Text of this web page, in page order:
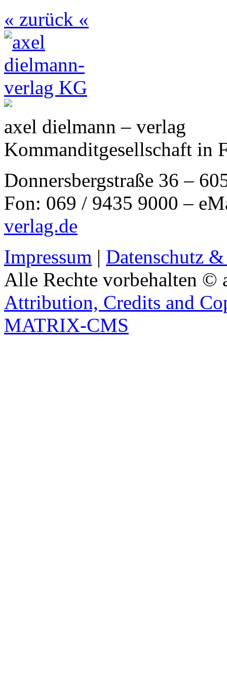
« zurück «
axel dielmann – verlag
Kommanditgesellschaft in
Donnersbergstraße 36 –
Fon: 069 / 9435 9000 –
verlag.de
Impressum | Datenschutz
Alle Rechte vorbehalten ©
Attribution, Credits and
MATRIX-CMS